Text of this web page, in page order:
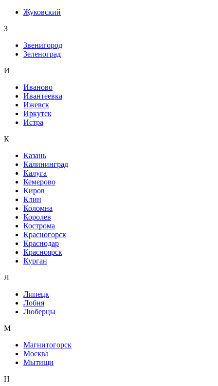
Жуковский
З
Звенигород
Зеленоград
И
Иваново
Ивантеевка
Ижевск
Иркутск
Истра
К
Казань
Калининград
Калуга
Кемерово
Киров
Клин
Коломна
Королев
Кострома
Красногорск
Краснодар
Красноярск
Курган
Л
Липецк
Лобня
Люберцы
М
Магнитогорск
Москва
Мытищи
Н